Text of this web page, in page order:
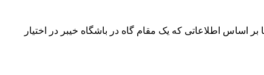
دادند، اما بر اساس اطلاعاتی که یک مقام گاه در باشگاه خیبر در اختیار